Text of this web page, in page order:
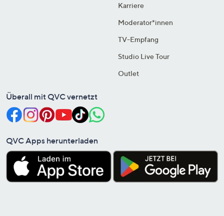
Karriere
Moderator*innen
TV-Empfang
Studio Live Tour
Outlet
Überall mit QVC vernetzt
QVC Apps herunterladen